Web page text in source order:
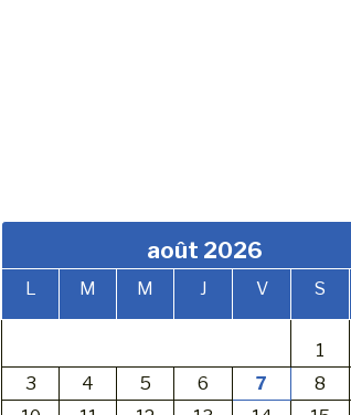
août 2026
L M M J V S
1
3
4 5 6 7 8